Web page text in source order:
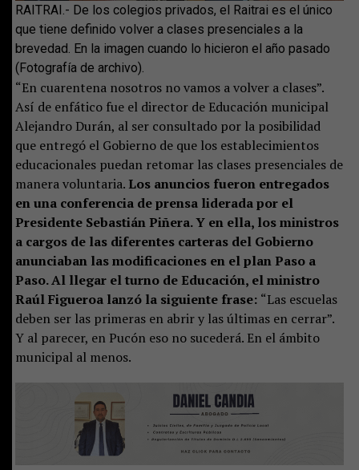
RAITRAI.- De los colegios privados, el Raitrai es el único
que tiene definido volver a clases presenciales a la
brevedad. En la imagen cuando lo hicieron el año pasado
(Fotografía de archivo).
“En cuarentena nosotros no vamos a volver a clases”.
Así de enfático fue el director de Educación municipal
Alejandro Durán, al ser consultado por la posibilidad
que entregó el Gobierno de que los establecimientos
educacionales puedan retomar las clases presenciales de
manera voluntaria. Los anuncios fueron entregados
en una conferencia de prensa liderada por el
Presidente Sebastián Piñera. Y en ella, los ministros
a cargos de las diferentes carteras del Gobierno
anunciaban las modificaciones en el plan Paso a
Paso. Al llegar el turno de Educación, el ministro
Raúl Figueroa lanzó la siguiente frase: “Las escuelas
deben ser las primeras en abrir y las últimas en cerrar”.
Y al parecer, en Pucón eso no sucederá. En el ámbito
municipal al menos.